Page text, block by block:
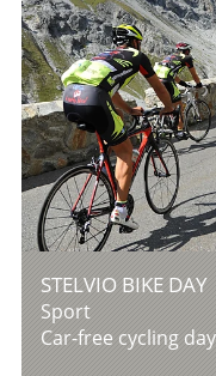
STELVIO BIKE DAY
Sport
Car-free cycling